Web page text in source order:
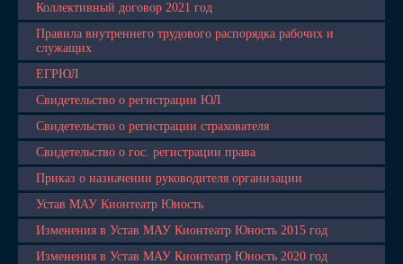
Коллективный договор 2021 год
Правила внутреннего трудового распорядка рабочих и
служащих
ЕГРЮЛ
Свидетельство о регистрации ЮЛ
Свидетельство о регистрации страхователя
Свидетельство о гос. регистрации права
Приказ о назначении руководителя организации
Устав МАУ Кионтеатр Юность
Изменения в Устав МАУ Кионтеатр Юность 2015 год
Изменения в Устав МАУ Кионтеатр Юность 2020 год